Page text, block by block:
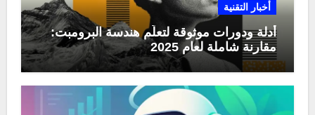
أخبار التقنية
أدلة ودورات موثوقة لتعلّم هندسة البرومبت:
مقارنة شاملة لعام 2025